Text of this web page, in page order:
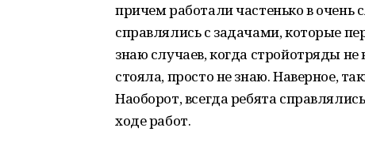
причем работали частенько в очень
справлялись с задачами, которые
знаю случаев, когда стройотряды
стояла, просто не знаю. Наверное,
Наоборот, всегда ребята
ходе работ.